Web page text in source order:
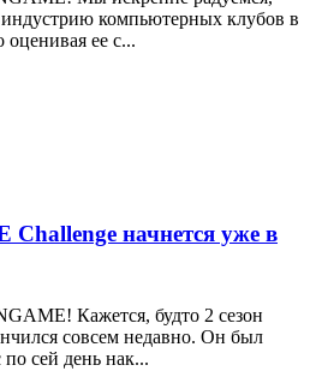
компьютерных клубов в
оценивая ее с...
Challenge начнется уже в
Кажется, будто 2 сезон
совсем недавно. Он был
сей день нак...